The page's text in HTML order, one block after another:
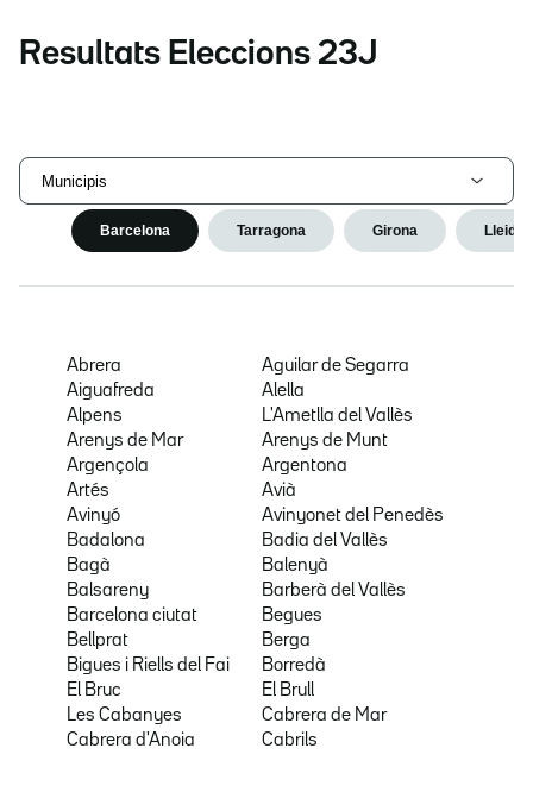
Resultats Eleccions 23J
Municipis
Barcelona Tarragona Girona Lleida
Abrera
Aguilar de Segarra
Aiguafreda
Alella
Alpens
L'Ametlla del Vallès
Arenys de Mar
Arenys de Munt
Argençola
Argentona
Artés
Avià
Avinyó
Avinyonet del Penedès
Badalona
Badia del Vallès
Bagà
Balenyà
Balsareny
Barberà del Vallès
Barcelona ciutat
Begues
Bellprat
Berga
Bigues i Riells del Fai
Borredà
El Bruc
El Brull
Les Cabanyes
Cabrera de Mar
Cabrera d'Anoia
Cabrils